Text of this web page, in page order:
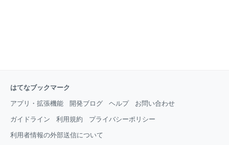
はてなブックマーク
アプリ・拡張機能 開発ブログ ヘルプ お問い合わせ
ガイドライン 利用規約 プライバシーポリシー
利用者情報の外部送信について